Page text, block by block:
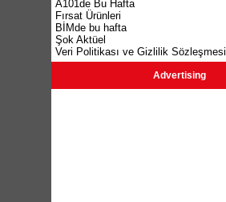
A101de Bu Hafta
Fırsat Ürünleri
BİMde bu hafta
Şok Aktüel
Veri Politikası ve Gizlilik Sözleşmesi
Advertising